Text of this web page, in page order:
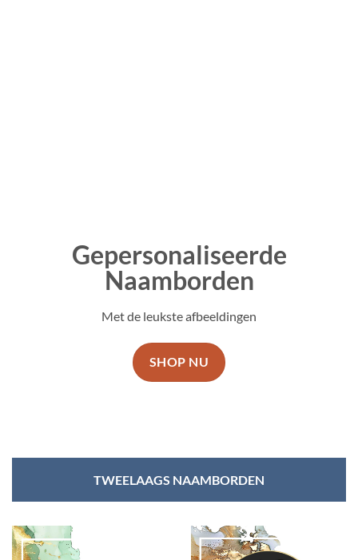
Gepersonaliseerde
Naamborden
Met de leukste afbeeldingen
SHOP NU
TWEELAAGS NAAMBORDEN